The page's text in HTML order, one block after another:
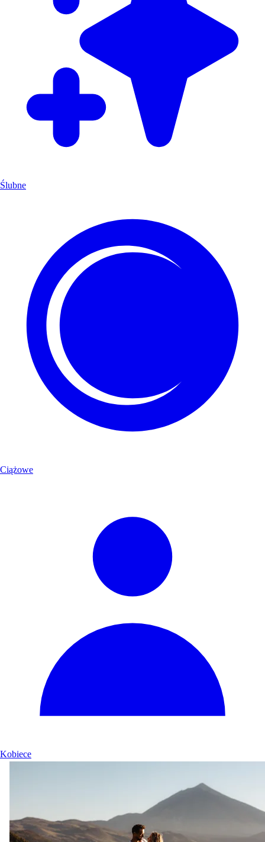
Ślubne
Ciążowe
Kobiece